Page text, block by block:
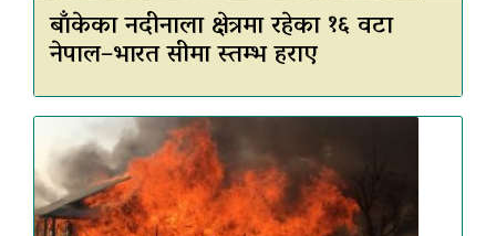
बाँकेका नदीनाला क्षेत्रमा रहेका १६ वटा
नेपाल–भारत सीमा स्तम्भ हराए